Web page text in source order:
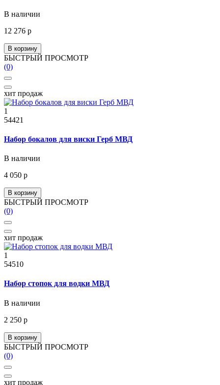
В наличии
12 276 р
В корзину
БЫСТРЫЙ ПРОСМОТР
(0)
хит продаж
1
54421
Набор бокалов для виски Герб МВД
В наличии
4 050 р
В корзину
БЫСТРЫЙ ПРОСМОТР
(0)
хит продаж
1
54510
Набор стопок для водки МВД
В наличии
2 250 р
В корзину
БЫСТРЫЙ ПРОСМОТР
(0)
хит продаж